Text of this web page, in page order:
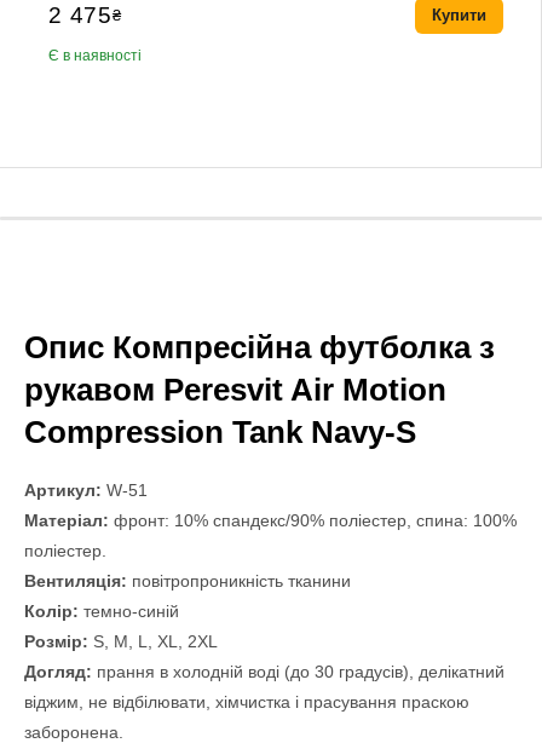
2 475₴
Є в наявності
Купити
Опис Компресійна футболка з
рукавом Peresvit Air Motion
Compression Tank Navy-S
Артикул: W-51
Матеріал: фронт: 10% спандекс/90% поліестер, спина: 100%
поліестер.
Вентиляція: повітропроникність тканини
Колір: темно-синій
Розмір: S, M, L, XL, 2XL
Догляд: прання в холодній воді (до 30 градусів), делікатний
віджим, не відбілювати, хімчистка і прасування праскою
заборонена.